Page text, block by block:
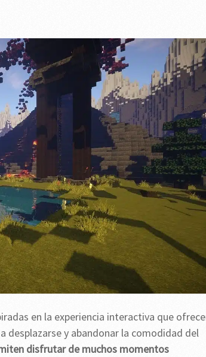
en la experiencia interactiva que
desplazarse y abandonar la comodidad del
disfrutar de muchos momentos